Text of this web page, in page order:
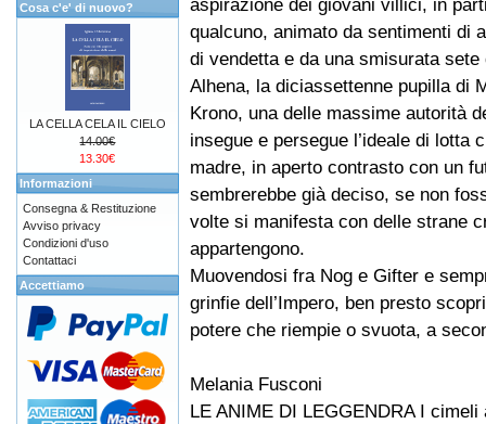
aspirazione dei giovani villici, in
qualcuno, animato da sentimenti di
di vendetta e da una smisurata
Alhena, la diciassettenne pupilla di
Krono, una delle massime autorità
insegue e persegue l’ideale di lotta
madre, in aperto contrasto con un
sembrerebbe già deciso, se non
volte si manifesta con delle strane
appartengono.
Muovendosi fra Nog e Gifter e
grinfie dell’Impero, ben presto
potere che riempie o svuota, a
Melania Fusconi
LE ANIME DI LEGGENDRA I cimeli
Cosa c'e' di nuovo?
LA CELLA CELA IL CIELO
14.00€
13.30€
Informazioni
Consegna & Restituzione
Avviso privacy
Condizioni d'uso
Contattaci
Accettiamo